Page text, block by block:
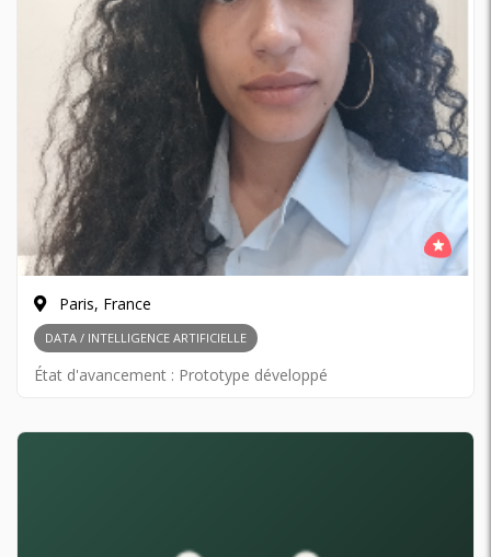
Paris, France
DATA / INTELLIGENCE ARTIFICIELLE
État d'avancement : Prototype développé